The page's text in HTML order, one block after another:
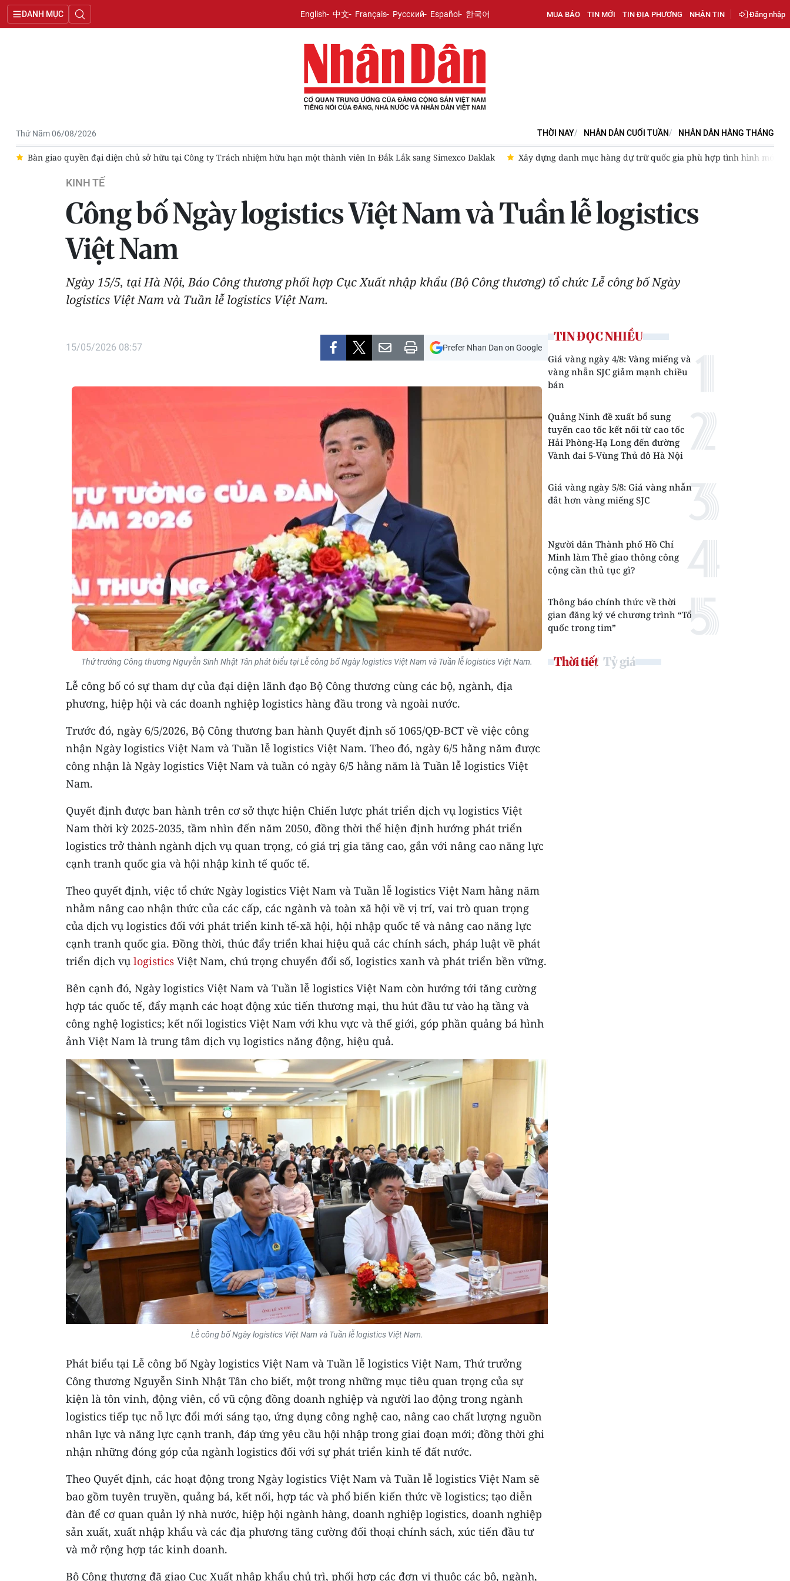
DANH MỤC English 中文 Français Русский Español 한국어 MUA BÁO TIN MỚI TIN ĐỊA PHƯƠNG NHẬN TIN Đăng nhập
Thứ Năm 06/08/2026 THỜI NAY NHÂN DÂN CUỐI TUẦN NHÂN DÂN HẰNG THÁNG
hữu hạn một thành viên In Đắk Lắk sang Simexco Daklak Xây dựng danh mục hàng dự trữ quốc gia phù hợp tình hình mới Khi lời hứa “nông nghiệp sạch” hóa thành gánh nặng
KINH TẾ
Công bố Ngày logistics Việt Nam và Tuần lễ logistics
Việt Nam
Ngày 15/5, tại Hà Nội, Báo Công thương phối hợp Cục Xuất nhập khẩu (Bộ Công thương) tổ chức Lễ công bố Ngày
logistics Việt Nam và Tuần lễ logistics Việt Nam.
15/05/2026 08:57 Prefer Nhan Dan on Google
Thứ trưởng Công thương Nguyễn Sinh Nhật Tân phát biểu tại Lễ công bố Ngày logistics Việt Nam và Tuần lễ logistics Việt Nam.
Lễ công bố có sự tham dự của đại diện lãnh đạo Bộ Công thương cùng các bộ, ngành, địa
phương, hiệp hội và các doanh nghiệp logistics hàng đầu trong và ngoài nước.
Trước đó, ngày 6/5/2026, Bộ Công thương ban hành Quyết định số 1065/QĐ-BCT về việc công
nhận Ngày logistics Việt Nam và Tuần lễ logistics Việt Nam. Theo đó, ngày 6/5 hằng năm được
công nhận là Ngày logistics Việt Nam và tuần có ngày 6/5 hằng năm là Tuần lễ logistics Việt
Nam.
Quyết định được ban hành trên cơ sở thực hiện Chiến lược phát triển dịch vụ logistics Việt
Nam thời kỳ 2025-2035, tầm nhìn đến năm 2050, đồng thời thể hiện định hướng phát triển
logistics trở thành ngành dịch vụ quan trọng, có giá trị gia tăng cao, gắn với nâng cao năng lực
cạnh tranh quốc gia và hội nhập kinh tế quốc tế.
Theo quyết định, việc tổ chức Ngày logistics Việt Nam và Tuần lễ logistics Việt Nam hằng năm
nhằm nâng cao nhận thức của các cấp, các ngành và toàn xã hội về vị trí, vai trò quan trọng
của dịch vụ logistics đối với phát triển kinh tế-xã hội, hội nhập quốc tế và nâng cao năng lực
cạnh tranh quốc gia. Đồng thời, thúc đẩy triển khai hiệu quả các chính sách, pháp luật về phát
triển dịch vụ logistics Việt Nam, chú trọng chuyển đổi số, logistics xanh và phát triển bền vững.
Bên cạnh đó, Ngày logistics Việt Nam và Tuần lễ logistics Việt Nam còn hướng tới tăng cường
hợp tác quốc tế, đẩy mạnh các hoạt động xúc tiến thương mại, thu hút đầu tư vào hạ tầng và
công nghệ logistics; kết nối logistics Việt Nam với khu vực và thế giới, góp phần quảng bá hình
ảnh Việt Nam là trung tâm dịch vụ logistics năng động, hiệu quả.
Lễ công bố Ngày logistics Việt Nam và Tuần lễ logistics Việt Nam.
Phát biểu tại Lễ công bố Ngày logistics Việt Nam và Tuần lễ logistics Việt Nam, Thứ trưởng
Công thương Nguyễn Sinh Nhật Tân cho biết, một trong những mục tiêu quan trọng của sự
kiện là tôn vinh, động viên, cổ vũ cộng đồng doanh nghiệp và người lao động trong ngành
logistics tiếp tục nỗ lực đổi mới sáng tạo, ứng dụng công nghệ cao, nâng cao chất lượng nguồn
nhân lực và năng lực cạnh tranh, đáp ứng yêu cầu hội nhập trong giai đoạn mới; đồng thời ghi
nhận những đóng góp của ngành logistics đối với sự phát triển kinh tế đất nước.
Theo Quyết định, các hoạt động trong Ngày logistics Việt Nam và Tuần lễ logistics Việt Nam sẽ
bao gồm tuyên truyền, quảng bá, kết nối, hợp tác và phổ biến kiến thức về logistics; tạo diễn
đàn để cơ quan quản lý nhà nước, hiệp hội ngành hàng, doanh nghiệp logistics, doanh nghiệp
sản xuất, xuất nhập khẩu và các địa phương tăng cường đối thoại chính sách, xúc tiến đầu tư
và mở rộng hợp tác kinh doanh.
Bộ Công thương đã giao Cục Xuất nhập khẩu chủ trì, phối hợp các đơn vị thuộc các bộ, ngành,
TIN ĐỌC NHIỀU
Giá vàng ngày 4/8: Vàng miếng và
vàng nhẫn SJC giảm mạnh chiều
bán
Quảng Ninh đề xuất bổ sung
tuyến cao tốc kết nối từ cao tốc
Hải Phòng-Hạ Long đến đường
Vành đai 5-Vùng Thủ đô Hà Nội
Giá vàng ngày 5/8: Giá vàng nhẫn
đắt hơn vàng miếng SJC
Người dân Thành phố Hồ Chí
Minh làm Thẻ giao thông công
cộng cần thủ tục gì?
Thông báo chính thức về thời
gian đăng ký vé chương trình “Tổ
quốc trong tim”
Thời tiết Tỷ giá